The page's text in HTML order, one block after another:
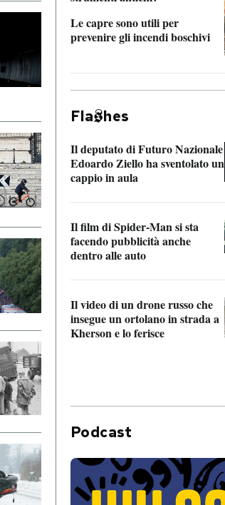
Le capre sono utili per
prevenire gli incendi boschivi
Fla hes
Il deputato di Futuro Nazionale
Edoardo Ziello ha sventolato un
cappio in aula
Il film di Spider-Man si sta
facendo pubblicità anche
dentro alle auto
Il video di un drone russo che
insegue un ortolano in strada a
Kherson e lo ferisce
Podcast